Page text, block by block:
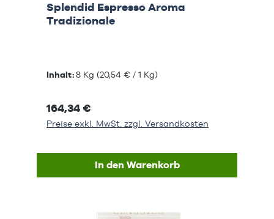
Splendid Espresso Aroma
Tradizionale
Inhalt:8 Kg (20,54 € / 1 Kg)
164,34 €
Preise exkl. MwSt. zzgl. Versandkosten
In den Warenkorb